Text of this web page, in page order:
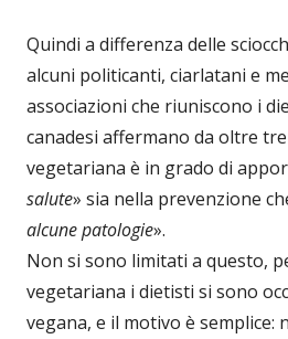
Quindi a differenza delle
alcuni politicanti, ciarlatani e
associazioni che riuniscono i
canadesi affermano da oltre
vegetariana è in grado di
salute» sia nella prevenzione
alcune patologie».
Non si sono limitati a questo,
vegetariana i dietisti si sono
vegana, e il motivo è semplice: